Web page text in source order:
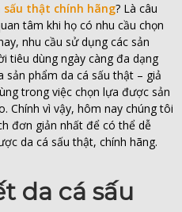
sấu thật chính hãng? Là câu
tâm khi họ có nhu cầu chọn
nhu cầu sử dụng các sản
tiêu dùng ngày càng đa dạng
sản phẩm da cá sấu thật – giả
trong việc chọn lựa được sản
Chính vì vậy, hôm nay chúng tôi
đơn giản nhất để có thể dễ
da cá sấu thật, chính hãng.
da cá sấu